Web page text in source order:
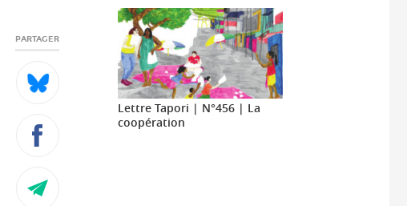
PARTAGER
Lettre Tapori | N°456 | La
coopération